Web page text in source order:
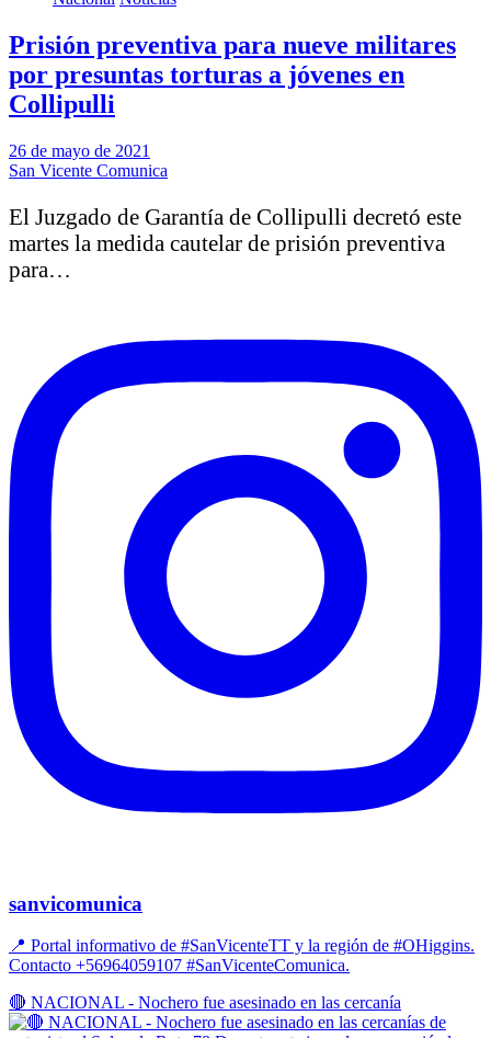
Prisión preventiva para nueve militares
por presuntas torturas a jóvenes en
Collipulli
26 de mayo de 2021
San Vicente Comunica
El Juzgado de Garantía de Collipulli decretó este
martes la medida cautelar de prisión preventiva
para…
sanvicomunica
📍 Portal informativo de #SanVicenteTT y la región de #OHiggins.
Contacto +56964059107 #SanVicenteComunica.
🔴 NACIONAL - Nochero fue asesinado en las cercanía